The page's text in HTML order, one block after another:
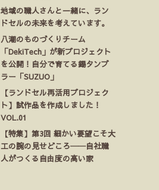
地域の職人さんと一緒に、ラン
ドセルの未来を考えています。
八潮のものづくりチーム
「DekiTech」が新プロジェクト
を公開！自分で育てる錫タンブ
ラー「SUZUO」
【ランドセル再活用プロジェク
ト】試作品を作成しました！
VOL.01
【特集】第3回 細かい要望こそ大
工の腕の見せどころ──自社職
人がつくる自由度の高い家